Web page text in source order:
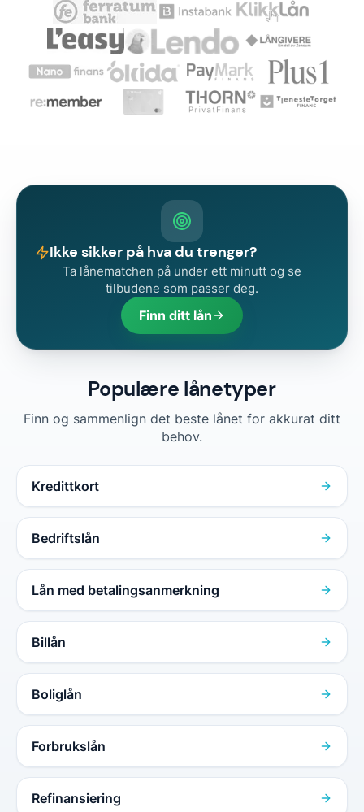
Ikke sikker på hva du trenger?
Ta lånematchen på under ett minutt og se
tilbudene som passer deg.
Finn ditt lån
Populære lånetyper
Finn og sammenlign det beste lånet for akkurat ditt
behov.
Kredittkort
Bedriftslån
Lån med betalingsanmerkning
Billån
Boliglån
Forbrukslån
Refinansiering